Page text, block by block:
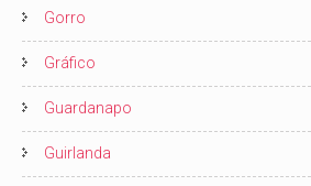
Gorro
Gráfico
Guardanapo
Guirlanda